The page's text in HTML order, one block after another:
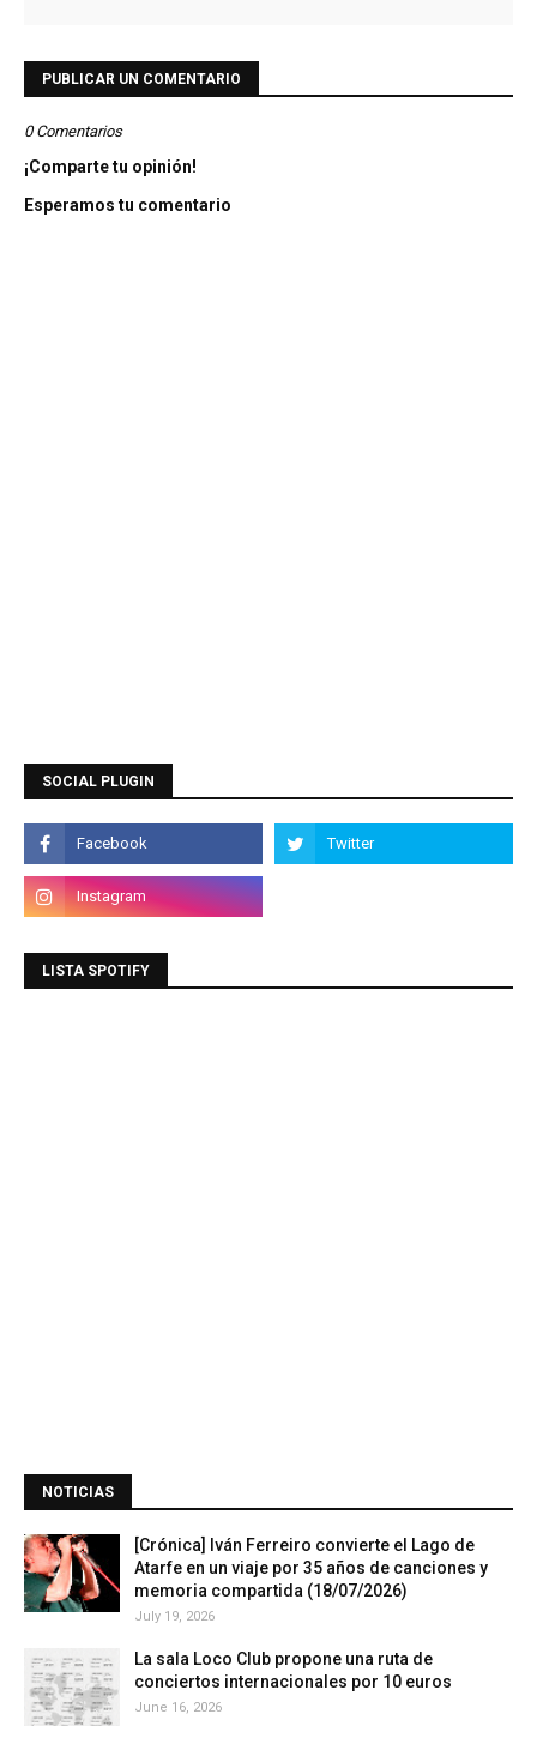
PUBLICAR UN COMENTARIO
0 Comentarios
¡Comparte tu opinión!
Esperamos tu comentario
SOCIAL PLUGIN
LISTA SPOTIFY
NOTICIAS
[Crónica] Iván Ferreiro convierte el Lago de
Atarfe en un viaje por 35 años de canciones y
memoria compartida (18/07/2026)
July 19, 2026
La sala Loco Club propone una ruta de
conciertos internacionales por 10 euros
June 16, 2026